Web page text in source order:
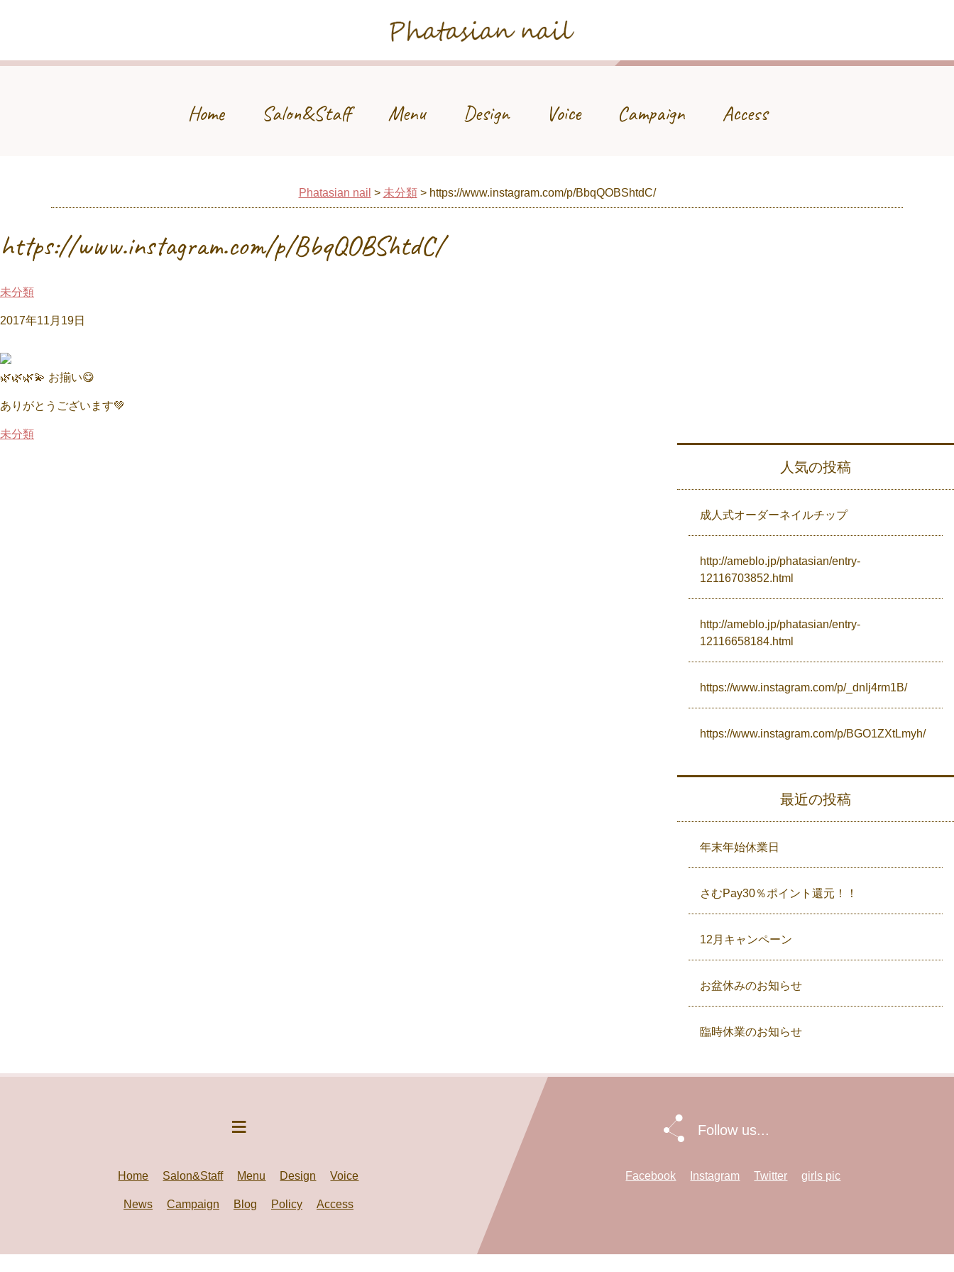
Phatasian nail
Home Salon&Staff Menu Design Voice Campaign Access
Phatasian nail > 未分類> https://www.instagram.com/p/BbqQOBShtdC/
https://www.instagram.com/p/BbqQOBShtdC/
未分類
2017年11月19日
🌿🌿🌿💫 お揃い😋
ありがとうございます💚
未分類
人気の投稿
成人式オーダーネイルチップ
http://ameblo.jp/phatasian/entry-
12116703852.html
http://ameblo.jp/phatasian/entry-
12116658184.html
https://www.instagram.com/p/_dnIj4rm1B/
https://www.instagram.com/p/BGO1ZXtLmyh/
最近の投稿
年末年始休業日
さむPay30％ポイント還元！！
12月キャンペーン
お盆休みのお知らせ
臨時休業のお知らせ
Home Salon&Staff Menu Design Voice
News Campaign Blog Policy Access
Follow us...
Facebook Instagram Twitter girls pic